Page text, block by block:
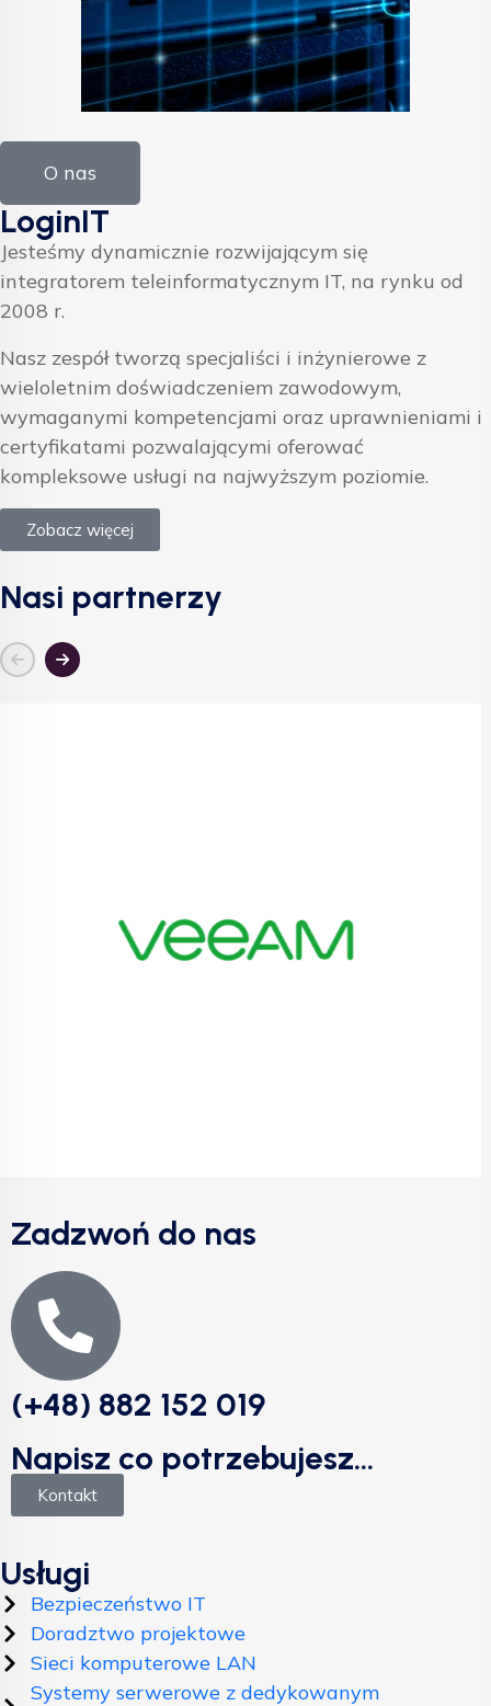
O nas
LoginIT
Jesteśmy dynamicznie rozwijającym się
integratorem teleinformatycznym IT, na rynku od
2008 r.
Nasz zespół tworzą specjaliści i inżynierowe z
wieloletnim doświadczeniem zawodowym,
wymaganymi kompetencjami oraz uprawnieniami i
certyfikatami pozwalającymi oferować
kompleksowe usługi na najwyższym poziomie.
Zobacz więcej
Nasi partnerzy
Zadzwoń do nas
(+48) 882 152 019
Napisz co potrzebujesz...
Kontakt
Usługi
Bezpieczeństwo IT
Doradztwo projektowe
Sieci komputerowe LAN
Systemy serwerowe z dedykowanym